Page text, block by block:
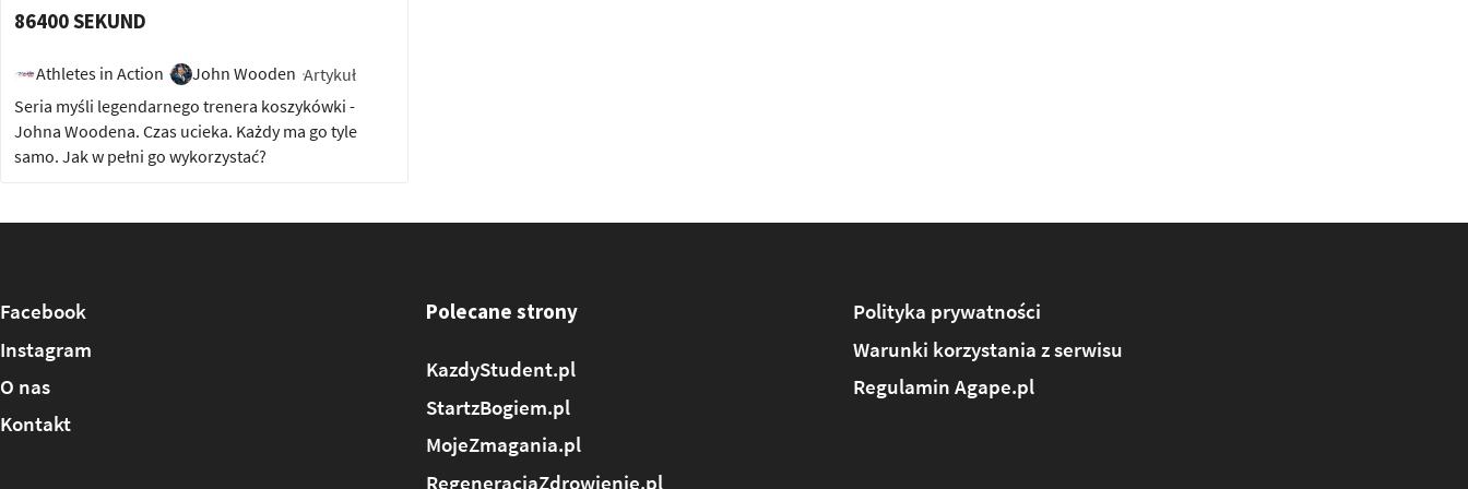
86400 SEKUND
Athletes in Action John Wooden Artykuł
Seria myśli legendarnego trenera koszykówki -
Johna Woodena. Czas ucieka. Każdy ma go tyle
samo. Jak w pełni go wykorzystać?
Facebook
Instagram
O nas
Kontakt
Polecane strony
KazdyStudent.pl
StartzBogiem.pl
MojeZmagania.pl
RegeneracjaZdrowienie.pl
Polityka prywatności
Warunki korzystania z serwisu
Regulamin Agape.pl